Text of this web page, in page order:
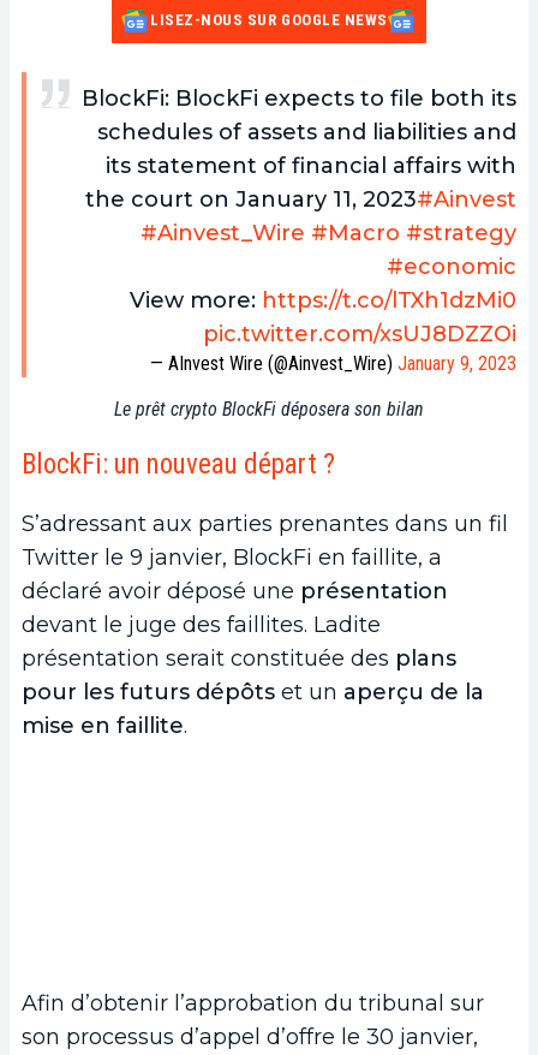
LISEZ-NOUS SUR GOOGLE NEWS
BlockFi: BlockFi expects to file both its
schedules of assets and liabilities and
its statement of financial affairs with
the court on January 11, 2023#Ainvest
#Ainvest_Wire #Macro #strategy
#economic
View more: https://t.co/lTXh1dzMi0
pic.twitter.com/xsUJ8DZZOi
— AInvest Wire (@Ainvest_Wire) January 9, 2023
Le prêt crypto BlockFi déposera son bilan
BlockFi: un nouveau départ ?
S’adressant aux parties prenantes dans un fil
Twitter le 9 janvier, BlockFi en faillite, a
déclaré avoir déposé une présentation
devant le juge des faillites. Ladite
présentation serait constituée des plans
pour les futurs dépôts et un aperçu de la
mise en faillite.
Afin d’obtenir l’approbation du tribunal sur
son processus d’appel d’offre le 30 janvier,